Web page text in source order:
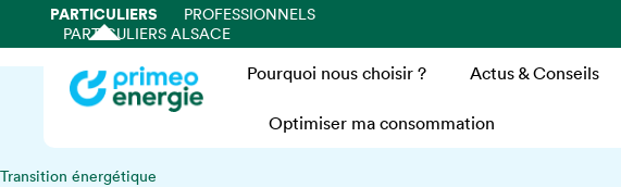
PARTICULIERS
PROFESSIONNELS
PARTICULIERS ALSACE
Pourquoi nous choisir ? Actus & Conseils
Optimiser ma consommation
Transition énergétique